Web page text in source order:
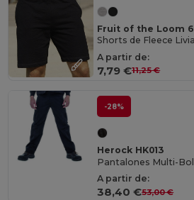
Fruit of the Loom
A partir de:
7,79 €11,25 €
-28%
Herock HK013
A partir de:
38,40 €53,00 €